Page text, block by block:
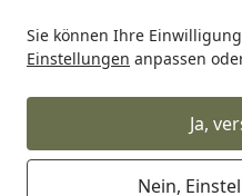
Sie können Ihre
Einstellungen anpassen
Ja,
Nein,
Startseite
Wolfcraft Wolfcraft
wolfcraft